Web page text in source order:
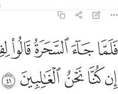
فلما جاء السحرة قالوا لفرعون اين لنا
فَلَمَّا جَآءَ ٱلسَّحَرَةُ قَالُوا۟
ﱉﱊﱋﱌ
ﱑﱒﱓﱔﱕ